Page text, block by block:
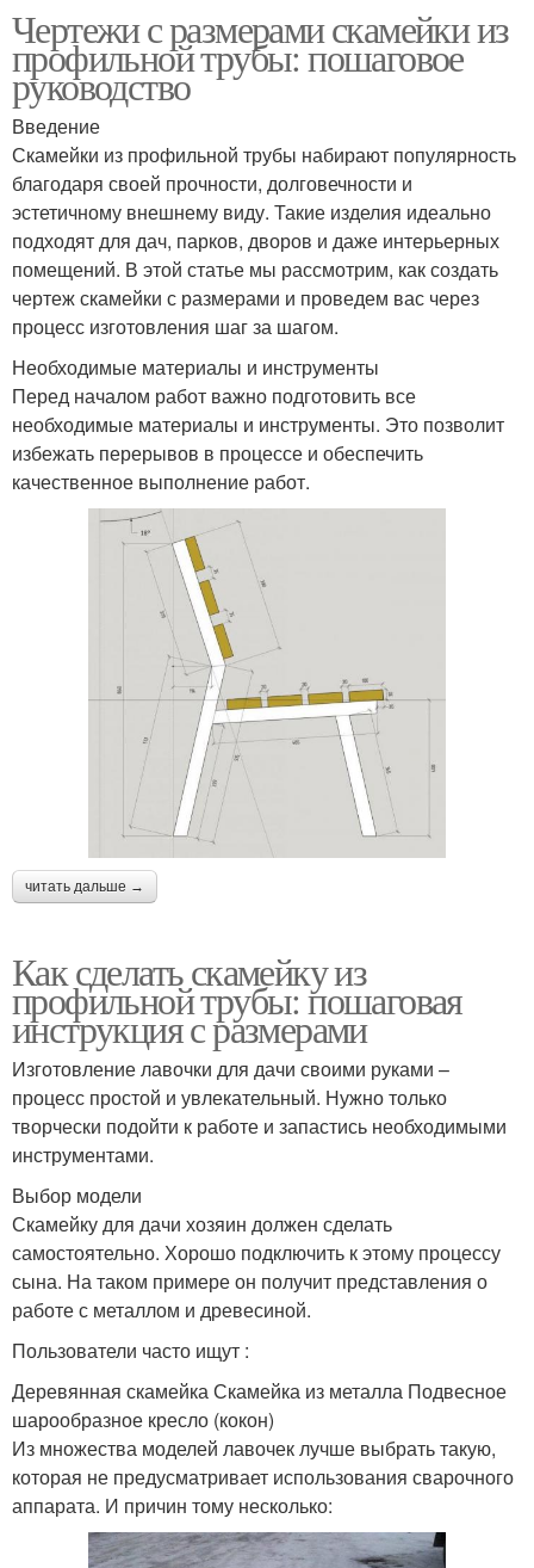
Чертежи с размерами скамейки из
профильной трубы: пошаговое
руководство
Введение
Скамейки из профильной трубы набирают популярность
благодаря своей прочности, долговечности и
эстетичному внешнему виду. Такие изделия идеально
подходят для дач, парков, дворов и даже интерьерных
помещений. В этой статье мы рассмотрим, как создать
чертеж скамейки с размерами и проведем вас через
процесс изготовления шаг за шагом.
Необходимые материалы и инструменты
Перед началом работ важно подготовить все
необходимые материалы и инструменты. Это позволит
избежать перерывов в процессе и обеспечить
качественное выполнение работ.
читать дальше →
Как сделать скамейку из
профильной трубы: пошаговая
инструкция с размерами
Изготовление лавочки для дачи своими руками –
процесс простой и увлекательный. Нужно только
творчески подойти к работе и запастись необходимыми
инструментами.
Выбор модели
Скамейку для дачи хозяин должен сделать
самостоятельно. Хорошо подключить к этому процессу
сына. На таком примере он получит представления о
работе с металлом и древесиной.
Пользователи часто ищут :
Деревянная скамейка Скамейка из металла Подвесное
шарообразное кресло (кокон)
Из множества моделей лавочек лучше выбрать такую,
которая не предусматривает использования сварочного
аппарата. И причин тому несколько: